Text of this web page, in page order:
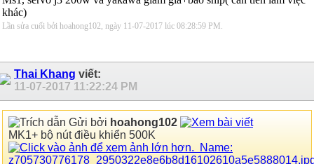
khác)
Lần sửa cuối bởi hoahong102, ngày 11-07-2017 lúc 08:28:59 PM .
Thai Khang viết:
11-07-2017 11:22:24 PM
Gửi bởi hoahong102
MK1+ bộ nút điều khiển 500K